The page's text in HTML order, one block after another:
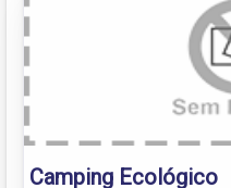
Camping Ecológico